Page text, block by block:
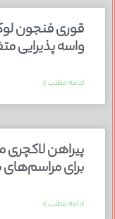
واسه پذیرایی
ادامه مطلب »
برای
ادامه مطلب »